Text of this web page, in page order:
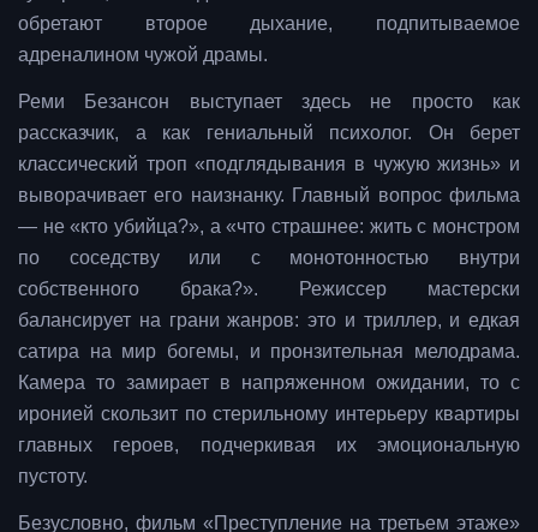
обретают второе дыхание, подпитываемое
адреналином чужой драмы.
Реми Безансон выступает здесь не просто как
рассказчик, а как гениальный психолог. Он берет
классический троп «подглядывания в чужую жизнь» и
выворачивает его наизнанку. Главный вопрос фильма
— не «кто убийца?», а «что страшнее: жить с монстром
по соседству или с монотонностью внутри
собственного брака?». Режиссер мастерски
балансирует на грани жанров: это и триллер, и едкая
сатира на мир богемы, и пронзительная мелодрама.
Камера то замирает в напряженном ожидании, то с
иронией скользит по стерильному интерьеру квартиры
главных героев, подчеркивая их эмоциональную
пустоту.
Безусловно, фильм «Преступление на третьем этаже»